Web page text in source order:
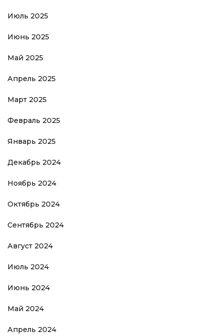
Июль 2025
Июнь 2025
Май 2025
Апрель 2025
Март 2025
Февраль 2025
Январь 2025
Декабрь 2024
Ноябрь 2024
Октябрь 2024
Сентябрь 2024
Август 2024
Июль 2024
Июнь 2024
Май 2024
Апрель 2024